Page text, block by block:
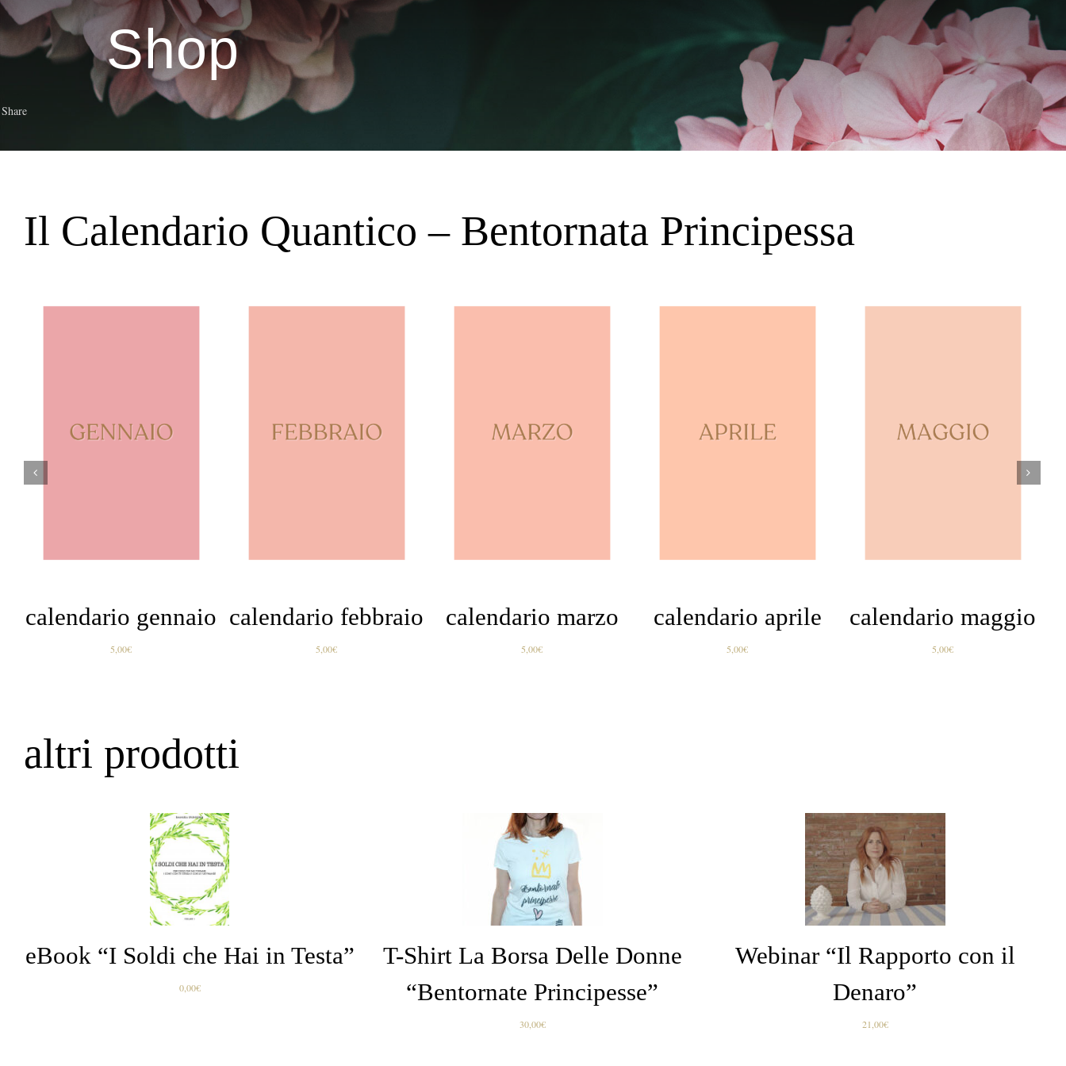
Shop
Il Calendario Quantico – Bentornata Principessa
AGGIUNGI AL CARRELLO
calendario gennaio
5,00€
AGGIUNGI AL CARRELLO
calendario febbraio
5,00€
AGGIUNGI AL CARRELLO
calendario marzo
5,00€
AGGIUNGI AL CARRELLO
calendario aprile
5,00€
AGGIUNGI AL CARRELLO
calendario maggio
5,00€
altri prodotti
AGGIUNGI
CARRELLO
DETTAGLI
eBook “I Soldi che Hai in Testa”
0,00€
SCEGLI
DETTAGLI
T-Shirt La Borsa Delle Donne
“Bentornate Principesse”
30,00€
AGGIUNGI AL
CARRELLO
/
DETTAGLI
Webinar “Il Rapporto con il
Denaro”
21,00€
Share